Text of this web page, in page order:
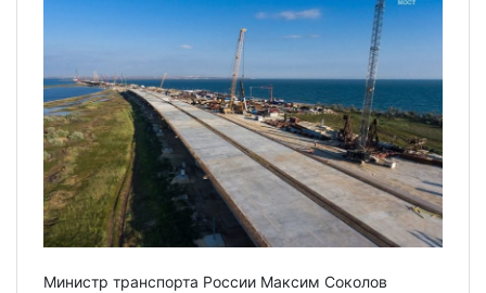
Министр транспорта России Максим Соколов